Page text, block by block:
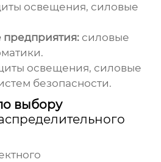
освещения, силовые
предприятия: силовые
освещения, силовые
безопасности.
выбору